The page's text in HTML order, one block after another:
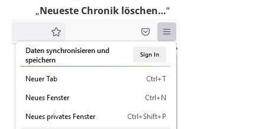
„Neueste Chronik löschen…“